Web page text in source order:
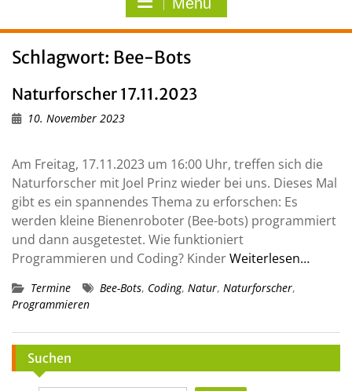
Schlagwort: Bee-Bots
Naturforscher 17.11.2023
10. November 2023
Am Freitag, 17.11.2023 um 16:00 Uhr, treffen sich die
Naturforscher mit Joel Prinz wieder bei uns. Dieses Mal
gibt es ein spannendes Thema zu erforschen: Es
werden kleine Bienenroboter (Bee-bots) programmiert
und dann ausgetestet. Wie funktioniert
Programmieren und Coding? KinderWeiterlesen…
Termine Bee-Bots, Coding, Natur, Naturforscher,
Programmieren
Suchen